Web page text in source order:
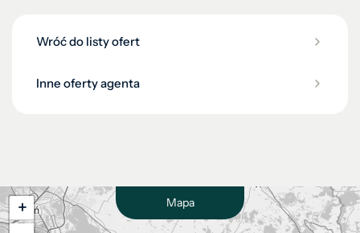
Wróć do listy ofert
Inne oferty agenta
Mapa
+